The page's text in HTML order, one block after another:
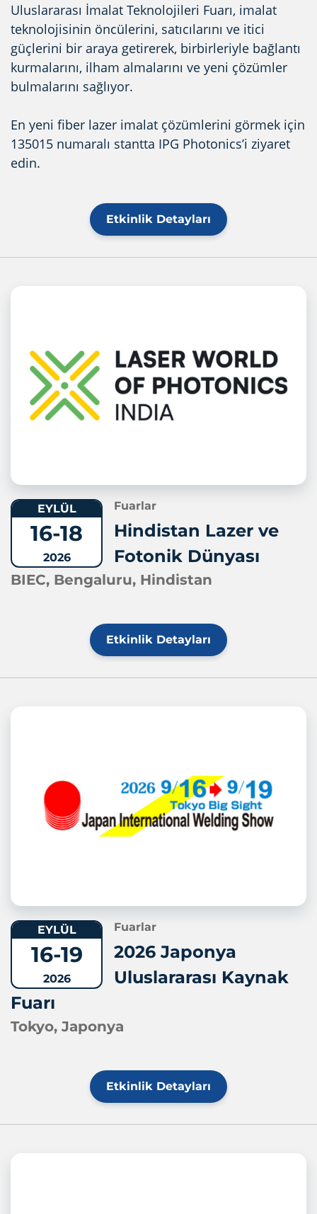
Uluslararası İmalat Teknolojileri Fuarı, imalat
teknolojisinin öncülerini, satıcılarını ve itici
güçlerini bir araya getirerek, birbirleriyle bağlantı
kurmalarını, ilham almalarını ve yeni çözümler
bulmalarını sağlıyor.
En yeni fiber lazer imalat çözümlerini görmek için
135015 numaralı stantta IPG Photonics’i ziyaret
edin.
Etkinlik Detayları
EYLÜL
16-18
2026
Fuarlar
Hindistan Lazer ve
Fotonik Dünyası
BIEC, Bengaluru, Hindistan
Etkinlik Detayları
EYLÜL
16-19
2026
Fuarlar
2026 Japonya
Uluslararası Kaynak
Fuarı
Tokyo, Japonya
Etkinlik Detayları